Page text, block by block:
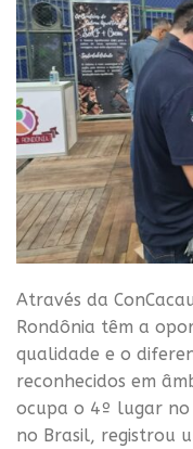
Através da
Rondônia têm a
qualidade e o
reconhecidos em
ocupa o 4º lugar
no Brasil, registrou